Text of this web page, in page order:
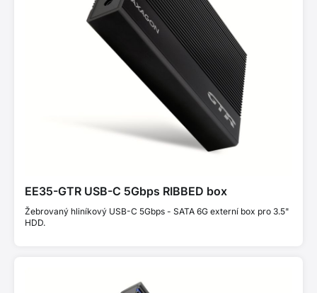
EE35-GTR USB-C 5Gbps RIBBED box
Žebrovaný hliníkový USB-C 5Gbps - SATA 6G externí box pro 3.5"
HDD.